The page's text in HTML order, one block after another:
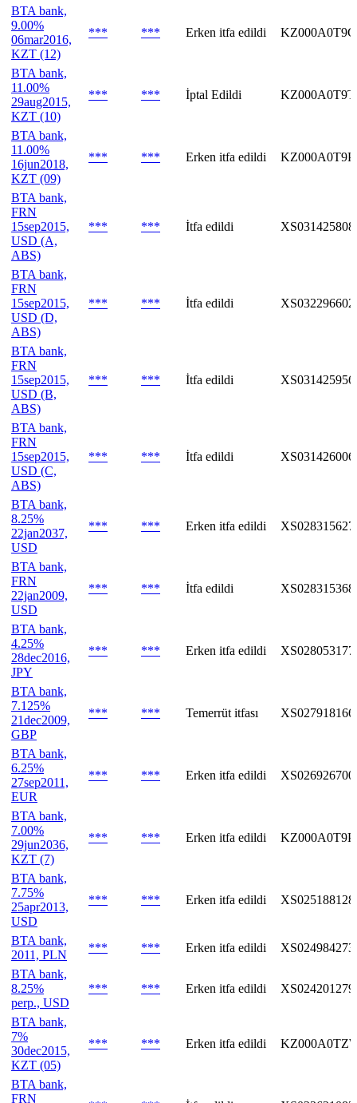
BTA bank,
9.00%
06mar2016,
KZT (12)
*** *** Erken itfa edildi
BTA bank,
11.00%
29aug2015,
KZT (10)
*** *** İptal Edildi
BTA bank,
11.00%
16jun2018,
KZT (09)
*** *** Erken itfa edildi
BTA bank,
FRN
15sep2015,
USD (A,
ABS)
*** *** İtfa edildi
BTA bank,
FRN
15sep2015,
USD (D,
ABS)
*** *** İtfa edildi
BTA bank,
FRN
15sep2015,
USD (B,
ABS)
*** *** İtfa edildi
BTA bank,
FRN
15sep2015,
USD (C,
ABS)
*** *** İtfa edildi
BTA bank,
8.25%
22jan2037,
USD
*** *** Erken itfa edildi
BTA bank,
FRN
22jan2009,
USD
*** *** İtfa edildi
BTA bank,
4.25%
28dec2016,
JPY
*** *** Erken itfa edildi
BTA bank,
7.125%
21dec2009,
GBP
*** *** Temerrüt itfası
BTA bank,
6.25%
27sep2011,
EUR
*** *** Erken itfa edildi
BTA bank,
7.00%
29jun2036,
KZT (7)
*** *** Erken itfa edildi
BTA bank,
7.75%
25apr2013,
USD
*** *** Erken itfa edildi
BTA bank,
2011, PLN
*** *** Erken itfa edildi
BTA bank,
8.25%
perp., USD
*** *** Erken itfa edildi
BTA bank,
7%
30dec2015,
KZT (05)
*** *** Erken itfa edildi
BTA bank,
FRN